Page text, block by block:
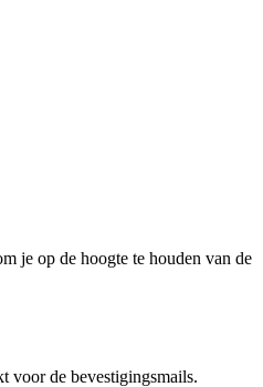
je op de hoogte te houden van de
voor de bevestigingsmails.